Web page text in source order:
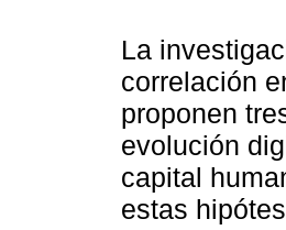
La
correlación
proponen
evolución
capital
estas